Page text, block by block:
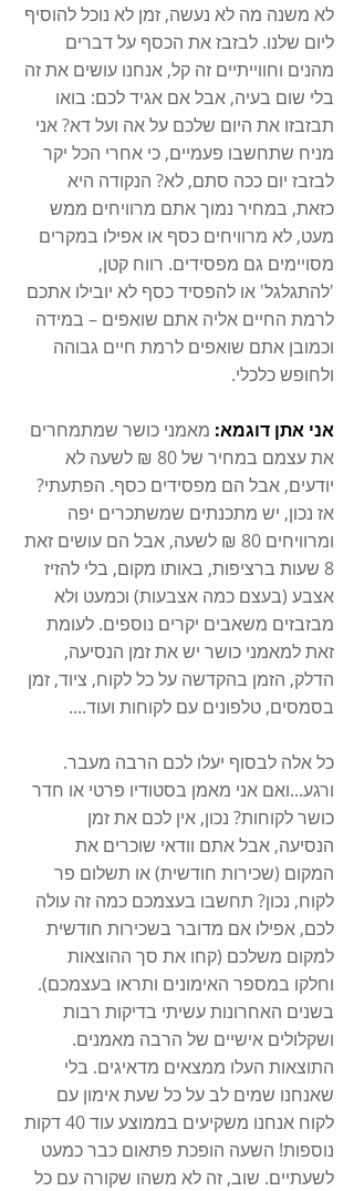
לא משנה מה לא נעשה, זמן לא נוכל להוסיף
ליום שלנו. לבזבז את הכסף על דברים
מהנים וחווייתיים זה קל, אנחנו עושים את זה
בלי שום בעיה, אבל אם אגיד לכם: בואו
תבזבזו את היום שלכם על אה ועל דא? אני
מניח שתחשבו פעמיים, כי אחרי הכל יקר
לבזבז יום ככה סתם, לא? הנקודה היא
כזאת, במחיר נמוך אתם מרוויחים ממש
מעט, לא מרוויחים כסף או אפילו במקרים
מסויימים גם מפסידים. רווח קטן,
'להתגלגל' או להפסיד כסף לא יובילו אתכם
לרמת החיים אליה אתם שואפים – במידה
וכמובן אתם שואפים לרמת חיים גבוהה
ולחופש כלכלי.
אני אתן דוגמא: מאמני כושר שמתמחרים
את עצמם במחיר של 80 ₪ לשעה לא
יודעים, אבל הם מפסידים כסף. הפתעתי?
אז נכון, יש מתכנתים שמשתכרים יפה
ומרוויחים 80 ₪ לשעה, אבל הם עושים זאת
8 שעות ברציפות, באותו מקום, בלי להזיז
אצבע (בעצם כמה אצבעות) וכמעט ולא
מבזבזים משאבים יקרים נוספים. לעומת
זאת למאמני כושר יש את זמן הנסיעה,
הדלק, הזמן בהקדשה על כל לקוח, ציוד, זמן
בסמסים, טלפונים עם לקוחות ועוד....
כל אלה לבסוף יעלו לכם הרבה מעבר.
ורגע...ואם אני מאמן בסטודיו פרטי או חדר
כושר לקוחות? נכון, אין לכם את זמן
הנסיעה, אבל אתם וודאי שוכרים את
המקום (שכירות חודשית) או תשלום פר
לקוח, נכון? תחשבו בעצמכם כמה זה עולה
לכם, אפילו אם מדובר בשכירות חודשית
למקום משלכם (קחו את סך ההוצאות
וחלקו במספר האימונים ותראו בעצמכם).
בשנים האחרונות עשיתי בדיקות רבות
ושקלולים אישיים של הרבה מאמנים.
התוצאות העלו ממצאים מדאיגים. בלי
שאנחנו שמים לב על כל שעת אימון עם
לקוח אנחנו משקיעים בממוצע עוד 40 דקות
נוספות! השעה הופכת פתאום כבר כמעט
לשעתיים. שוב, זה לא משהו שקורה עם כל